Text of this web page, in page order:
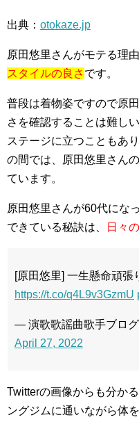
出典： otokaze.jp
原田悠里さんがモテる理
スタイルの良さ です。
普段は着物姿ですので原
さを確認することは難し
ステージに立つこともあ
の間では、原田悠里さん
ています。
原田悠里さんが60代にな
できている秘訣は、
日々
[原田悠里] 一生懸命頑張
https://t.co/q4L9v3GzmU
— 演歌歌謡曲歌手ブロ
April 27, 2022
Twitterの画像からも分か
ングジムに通いながら体